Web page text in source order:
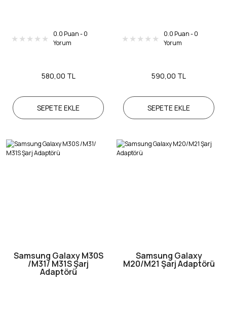
0.0 Puan - 0
Yorum
580,00 TL
SEPETE EKLE
0.0 Puan - 0
Yorum
590,00 TL
SEPETE EKLE
Samsung Galaxy M30S
/M31/ M31S Şarj
Adaptörü
Samsung Galaxy
M20/M21 Şarj Adaptörü